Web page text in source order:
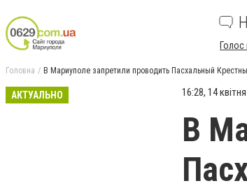
Голос
Головна В Мариуполе запретили проводить Пасхальный
АКТУАЛЬНО 16:28, 14
В